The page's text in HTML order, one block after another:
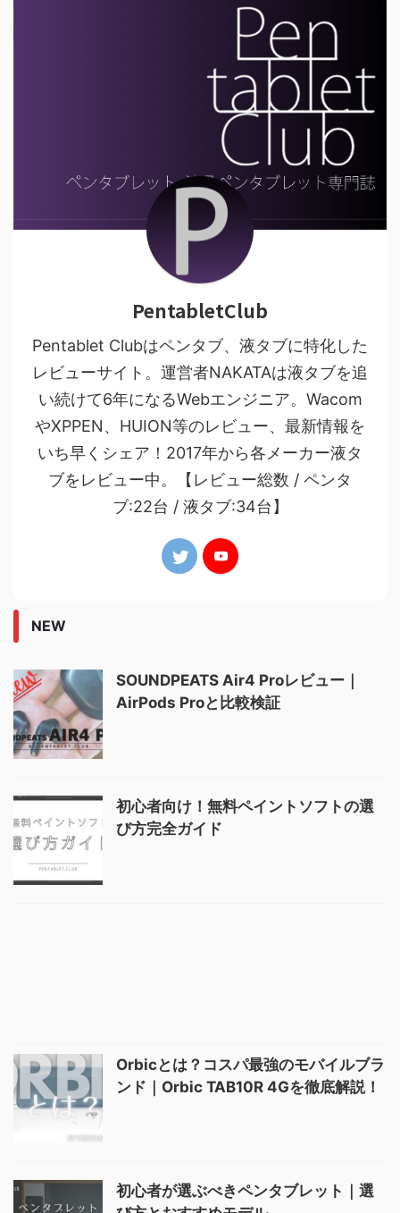
PentabletClub
Pentablet Clubはペンタブ、液タブに特化した
レビューサイト。運営者NAKATAは液タブを追
い続けて6年になるWebエンジニア。Wacom
やXPPEN、HUION等のレビュー、最新情報を
いち早くシェア！2017年から各メーカー液タ
ブをレビュー中。【レビュー総数 / ペンタ
ブ:22台 / 液タブ:34台】
NEW
SOUNDPEATS Air4 Proレビュー｜
AirPods Proと比較検証
初心者向け！無料ペイントソフトの選
び方完全ガイド
Orbicとは？コスパ最強のモバイルブラ
ンド｜Orbic TAB10R 4Gを徹底解説！
初心者が選ぶべきペンタブレット｜選